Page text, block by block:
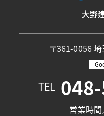
大野
〒361-0056
TEL
営業時